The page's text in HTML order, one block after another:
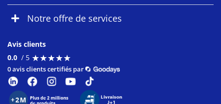
Notre offre de services
Avis clients
0.0 / 5 ★★★★★
★★★★★
0 avis clients certifiés par